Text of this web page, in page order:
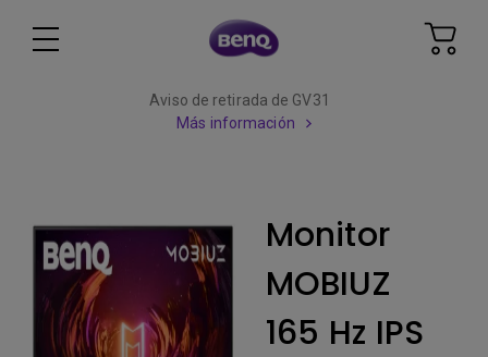
Aviso de retirada de GV31
Más información
Monitor
MOBIUZ
165 Hz IPS